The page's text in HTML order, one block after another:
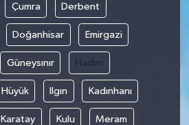
Çumra Derbent
Doğanhisar Emirgazi
Güneysınır Hadim
Hüyük Ilgın Kadınhanı
Karatay Kulu Meram